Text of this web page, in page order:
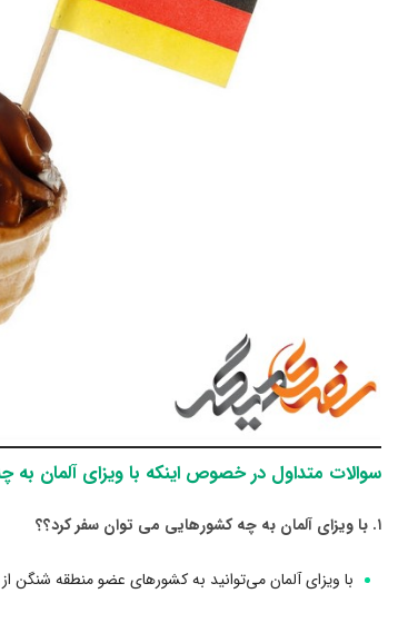
سوالات متداول در خصوص اینکه با ویزای آلمان
۱. با ویزای آلمان به چه کشورهایی می توان سفر کرد؟؟
با ویزای آلمان می‌توانید به کشورهای عضو منطقه شنگن از